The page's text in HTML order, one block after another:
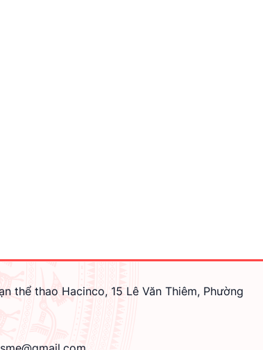
thể thao Hacinco, 15 Lê Văn Thiêm, Phường